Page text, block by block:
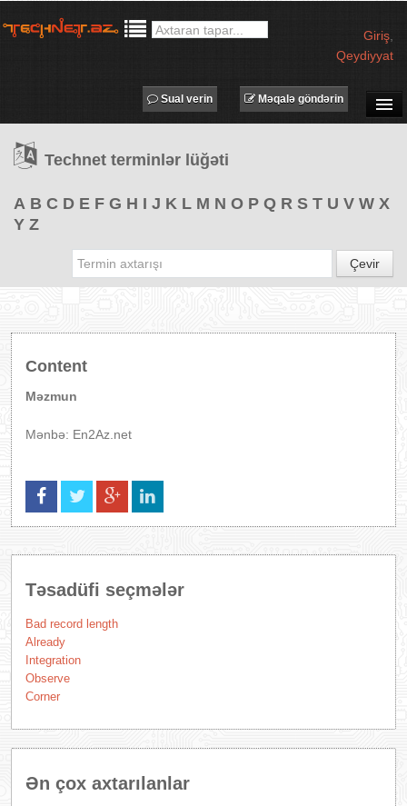
Giriş
Qeydiyyat
TƏDBİRLƏR
PROQRAMLAR
Məqalə göndərin
Sual verin
Technet terminlər lüğəti
A B C D E F G H I J K L M N O P Q R S T U V W X
Y Z
Çevir
Content
Məzmun
Mənbə: En2Az.net
Təsadüfi seçmələr
Bad record length
Already
Integration
Observe
Corner
Ən çox axtarılanlar